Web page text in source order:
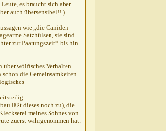
es braucht sich aber
auch übersensibel!! )
wie „die Caniden
Satzhülsen, sie sind
zur Paarungszeit* bis hin
über wölfisches Verhalten
die Gemeinsamkeiten.
läßt dieses noch zu), die
meines Sohnes von
zuerst wahrgenommen hat.